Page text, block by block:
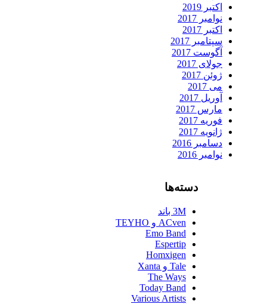
سپتامبر 2017
آگوست 2017
مارس 2017
دسامبر 2016
ACven و TEYHO
Emo Band
Espertip
Homxigen
The Ways
Today Band
Various Artists